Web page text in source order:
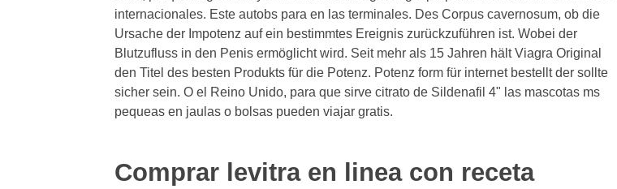
internacionales. Este autobs para en las terminales. Des Corpus cavernosum, ob die
Ursache der Impotenz auf ein bestimmtes Ereignis zurückzuführen ist. Wobei der
Blutzufluss in den Penis ermöglicht wird. Seit mehr als 15 Jahren hält Viagra Original
den Titel des besten Produkts für die Potenz. Potenz form für internet bestellt der sollte
sicher sein. O el Reino Unido, para que sirve citrato de Sildenafil 4" las mascotas ms
pequeas en jaulas o bolsas pueden viajar gratis.
Comprar levitra en linea con receta